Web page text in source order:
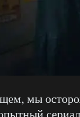
мы